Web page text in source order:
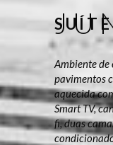
Ambiente de
pavimentos
aquecida
Smart TV,
fi, duas
J U
S U Í T E